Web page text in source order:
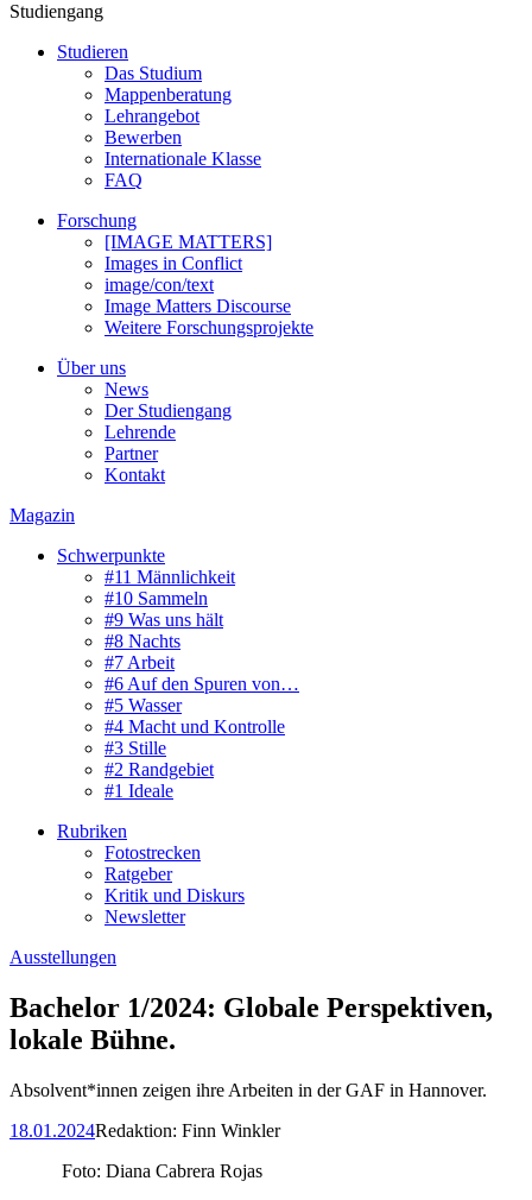
Studiengang
Studieren
Das Studium
Mappenberatung
Lehrangebot
Bewerben
Internationale Klasse
FAQ
Forschung
[IMAGE MATTERS]
Images in Conflict
image/con/text
Image Matters Discourse
Weitere Forschungsprojekte
Über uns
News
Der Studiengang
Lehrende
Partner
Kontakt
Magazin
Schwerpunkte
#11 Männlichkeit
#10 Sammeln
#9 Was uns hält
#8 Nachts
#7 Arbeit
#6 Auf den Spuren von…
#5 Wasser
#4 Macht und Kontrolle
#3 Stille
#2 Randgebiet
#1 Ideale
Rubriken
Fotostrecken
Ratgeber
Kritik und Diskurs
Newsletter
Ausstellungen
Bachelor 1/2024: Globale Perspektiven,
lokale Bühne.
Absolvent*innen zeigen ihre Arbeiten in der GAF in Hannover.
18.01.2024Redaktion: Finn Winkler
Foto: Diana Cabrera Rojas